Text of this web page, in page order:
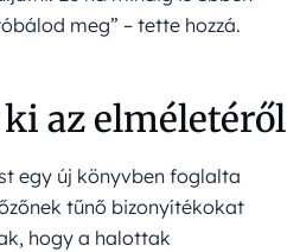
meg” – tette hozzá.
az elméletéről
egy új könyvben foglalta
tűnő bizonyítékokat
hogy a halottak